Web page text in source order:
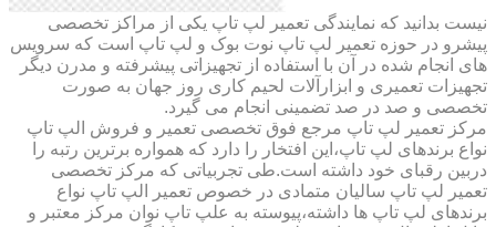
نیست بدانید که نمایندگی تعمیر لپ تاپ یکی از مراکز تخصصی
پیشرو در حوزه تعمیر لپ تاپ نوت بوک و لپ تاپ است که سرویس
های انجام شده در آن با استفاده از تجهیزاتی پیشرفته و مدرن دیگر
تجهیزات تعمیری و ابزارآلات لحیم کاری روز جهان به صورت
تخصصی و صد در صد تضمینی انجام می گیرد.
مرکز تعمیر لپ تاپ مرجع فوق تخصصی تعمیر و فروش الپ تاپ
نواع برندهای لپ تاپ،این افتخار را دارد که همواره برترین رتبه را
دربین رقبای خود داشته است.طی تجربیاتی که مرکز تخصصی
تعمیر لپ تاپ سالیان متمادی در خصوص تعمیر الپ تاپ نواع
برندهای لپ تاپ ها داشته،پیوسته به علپ تاپ نوان مرکز معتبر و